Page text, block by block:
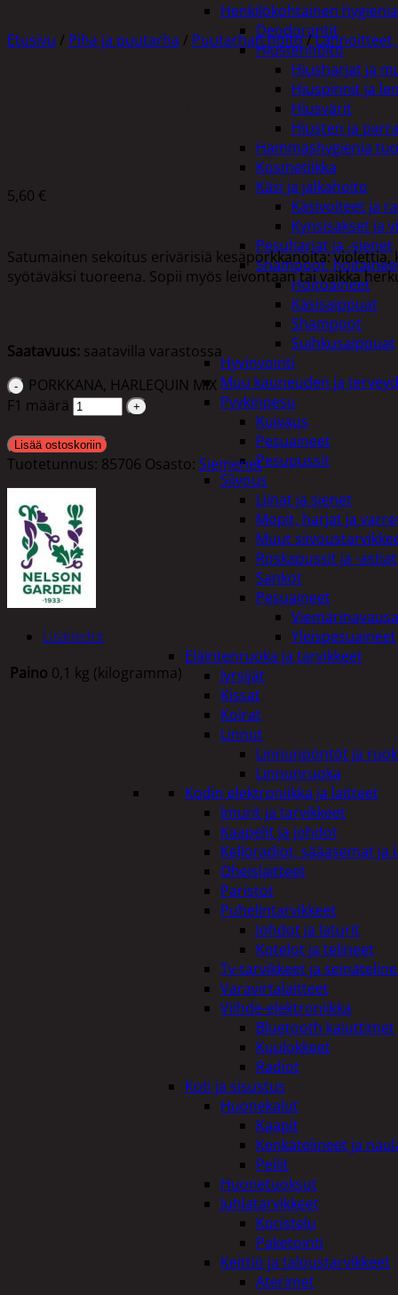
Henkilökohtainen hygienia
Deodorantit
Hiustenhoito
Hiusharjat ja
Hiuspinnit ja
Hiusvärit
Hiusten ja
Hammashygienia
Kosmetiikka
Käsi ja jalkahoito
Käsivoiteet ja
Kynsisakset ja
Pesuharjat ja -sienet
Shampoot,
Hoitoaineet
Käsisaippuat
Shampoot
Suihkusaippuat
Hyvinvointi
Muu kauneuden ja
Pyykinpesu
Kuivaus
Pesuaineet
Pesupussit
Siivous
Liinat ja sienet
Mopit, harjat ja
Muut
Roskapussit ja -astiat
Sankot
Pesuaineet
Yleispesuaineet
Eläintenruoka ja tarvikkeet
Jyrsijät
Kissat
Koirat
Linnut
Linnunpöntöt ja
Linnunruoka
Kodin elektroniikka ja laitteet
Imurit ja tarvikkeet
Kaapelit ja johdot
Kelloradiot, sääasemat
Oheislaitteet
Paristot
Puhelintarvikkeet
Johdot ja laturit
Kotelot ja telineet
Tv-tarvikkeet ja
Varavirtalaitteet
Viihde-elektroniikka
Bluetooth kaiuttimet
Kuulokkeet
Radiot
Koti ja sisustus
Huonekalut
Kaapit
Kenkätelineet ja
Peilit
Huonetuoksut
Juhlatarvikkeet
Koristelu
Paketointi
Keittiö ja taloustarvikkeet
Aterimet
Etusivu / Piha ja puutarha / Puutarhan hoito/
5,60 €
Satumainen sekoitus erivärisiä kesäporkkanoita:
syötäväksi tuoreena. Sopii myös leivontaan tai vaikka
Saatavuus: saatavilla varastossa
PORKKANA, HARLEQUIN MIX
F1 määrä
Lisää ostoskoriin
Tuotetunnus: 85706 Osasto: Siemenet
Lisätiedot
Paino 0,1 kg (kilogramma)